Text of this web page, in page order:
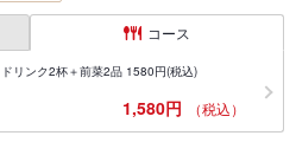
コース
リンク2杯＋前菜2品 1580円(税込)
1,580円 （税込）